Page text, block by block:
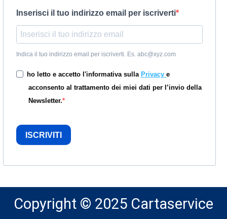
Inserisci il tuo indirizzo email per iscriverti
Indica il tuo indirizzo email per iscriverti. Es. abc@xyz.com
ho letto e accetto l'informativa sulla Privacy e
acconsento al trattamento dei miei dati per l’invio della
Newsletter.
ISCRIVITI
Copyright © 2025 Cartaservice